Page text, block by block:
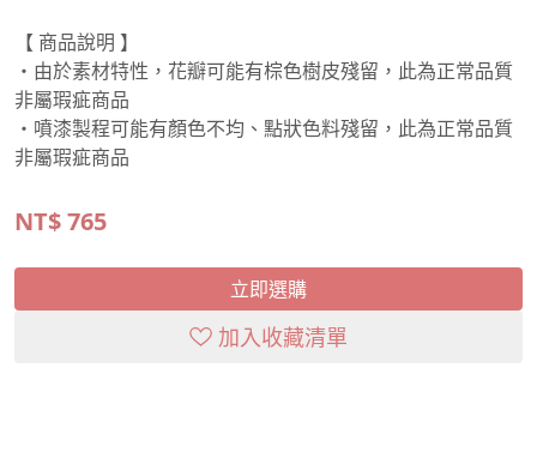
【 商品說明 】
・由於素材特性，花瓣可能有棕色樹皮殘留，此為正常品質
非屬瑕疵商品
・噴漆製程可能有顏色不均、點狀色料殘留，此為正常品質
非屬瑕疵商品
NT$765
立即選購
加入收藏清單